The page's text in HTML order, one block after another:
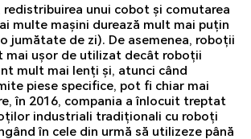
redistribuirea unui cobot și comutarea
multe mașini durează mult mai puțin
jumătate de zi). De asemenea, roboții
mai ușor de utilizat decât roboții
mult mai lenți și, atunci când
piese specifice, pot fi chiar mai
în 2016, compania a înlocuit treptat
industriali tradiționali cu roboți
în cele din urmă să utilizeze până